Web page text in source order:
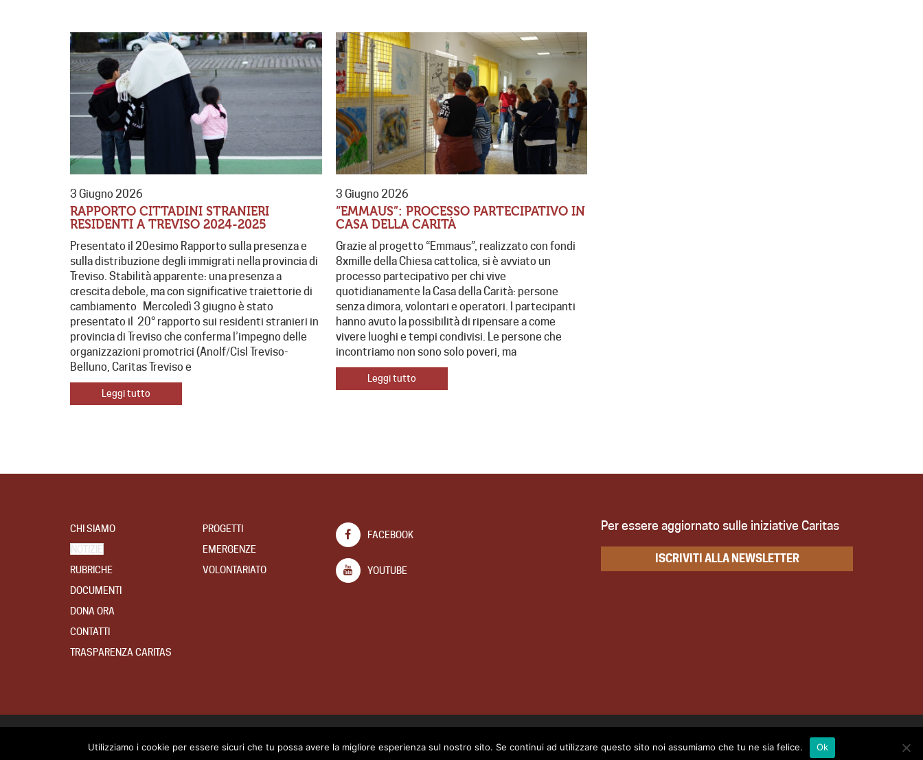
3 Giugno 2026
RAPPORTO CITTADINI STRANIERI
RESIDENTI A TREVISO 2024-2025
Presentato il 20esimo Rapporto sulla presenza e
sulla distribuzione degli immigrati nella provincia di
Treviso. Stabilità apparente: una presenza a
crescita debole, ma con significative traiettorie di
cambiamento Mercoledì 3 giugno è stato
presentato il 20° rapporto sui residenti stranieri in
provincia di Treviso che conferma l’impegno delle
organizzazioni promotrici (Anolf/Cisl Treviso-
Belluno, Caritas Treviso e
Leggi tutto
3 Giugno 2026
“EMMAUS”: PROCESSO PARTECIPATIVO IN
CASA DELLA CARITÀ
Grazie al progetto “Emmaus”, realizzato con fondi
8xmille della Chiesa cattolica, si è avviato un
processo partecipativo per chi vive
quotidianamente la Casa della Carità: persone
senza dimora, volontari e operatori. I partecipanti
hanno avuto la possibilità di ripensare a come
vivere luoghi e tempi condivisi. Le persone che
incontriamo non sono solo poveri, ma
Leggi tutto
CHI SIAMO
NOTIZIE
RUBRICHE
DOCUMENTI
DONA ORA
CONTATTI
TRASPARENZA CARITAS
PROGETTI
EMERGENZE
VOLONTARIATO
FACEBOOK
YOUTUBE
Per essere aggiornato sulle iniziative Caritas
ISCRIVITI ALLA NEWSLETTER
Privacy
|Credits
Utilizziamo i cookie per essere sicuri che tu possa avere la migliore esperienza sul nostro sito. Se continui ad utilizzare questo sito noi assumiamo che tu ne sia felice. Ok